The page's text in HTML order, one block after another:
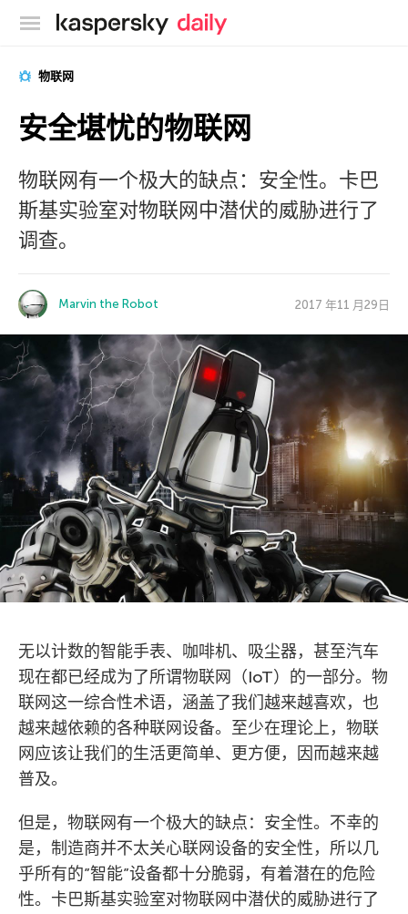
卡巴斯基官方博客
物联网
安全堪忧的物联网
物联网有一个极大的缺点：安全性。卡巴
斯基实验室对物联网中潜伏的威胁进行了
调查。
Marvin the Robot 2017 年11 月29日
无以计数的智能手表、咖啡机、吸尘器，甚至汽车
现在都已经成为了所谓物联网（IoT）的一部分。物
联网这一综合性术语，涵盖了我们越来越喜欢，也
越来越依赖的各种联网设备。至少在理论上，物联
网应该让我们的生活更简单、更方便，因而越来越
普及。
但是，物联网有一个极大的缺点：安全性。不幸的
是，制造商并不太关心联网设备的安全性，所以几
乎所有的”智能”设备都十分脆弱，有着潜在的危险
性。卡巴斯基实验室对物联网中潜伏的威胁进行了